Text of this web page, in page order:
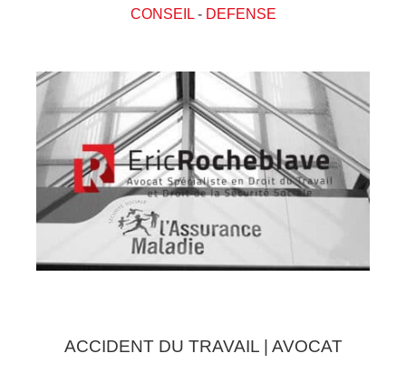
CONSEIL- DEFENSE
ACCIDENT DU TRAVAIL | AVOCAT